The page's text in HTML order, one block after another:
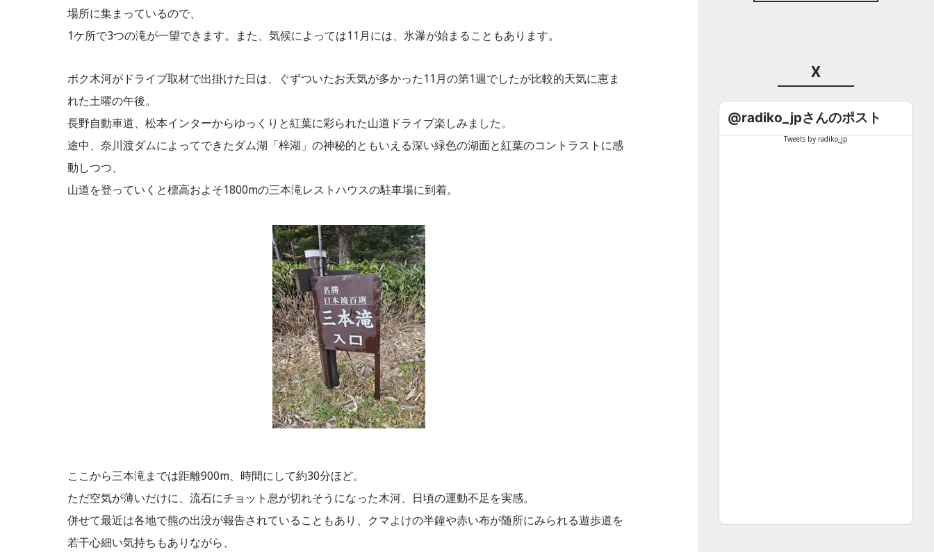
場所に集まっているので、
1ケ所で3つの滝が一望できます。また、気候によっては11月には、氷瀑が始まることもあります。
ボク木河がドライブ取材で出掛けた日は、ぐずついたお天気が多かった11月の第1週でしたが比較的天気に恵ま
れた土曜の午後。
長野自動車道、松本インターからゆっくりと紅葉に彩られた山道ドライブ楽しみました。
途中、奈川渡ダムによってできたダム湖「梓湖」の神秘的ともいえる深い緑色の湖面と紅葉のコントラストに感
動しつつ、
山道を登っていくと標高およそ1800mの三本滝レストハウスの駐車場に到着。
ここから三本滝までは距離900m、時間にして約30分ほど。
ただ空気が薄いだけに、流石にチョット息が切れそうになった木河、日頃の運動不足を実感。
併せて最近は各地で熊の出没が報告されていることもあり、クマよけの半鐘や赤い布が随所にみられる遊歩道を
若干心細い気持ちもありながら、
X
@radiko_jpさんのポスト
Tweets by radiko_jp